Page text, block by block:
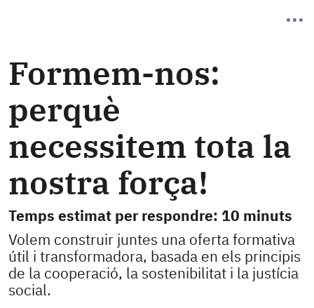
Formem-nos:
perquè
necessitem tota la
nostra força!
Temps estimat per respondre: 10 minuts
Volem construir juntes una oferta formativa
útil i transformadora, basada en els principis
de la cooperació, la sostenibilitat i la justícia
social.